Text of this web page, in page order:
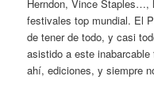
Herndon, Vince Staples…,
festivales top mundial. El
de tener de todo, y casi
asistido a este
ahí, ediciones, y siempre